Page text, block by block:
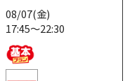
08/07(金)
17:45～22:30